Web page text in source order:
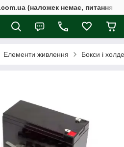
(наложек немає, питання у
Елементи живлення Бокси і